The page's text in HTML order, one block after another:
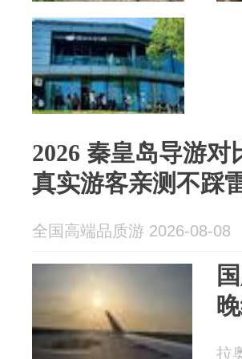
2026 秦皇岛导游
真实游客亲测不踩
全国高端品质游 2026-08-08
拉